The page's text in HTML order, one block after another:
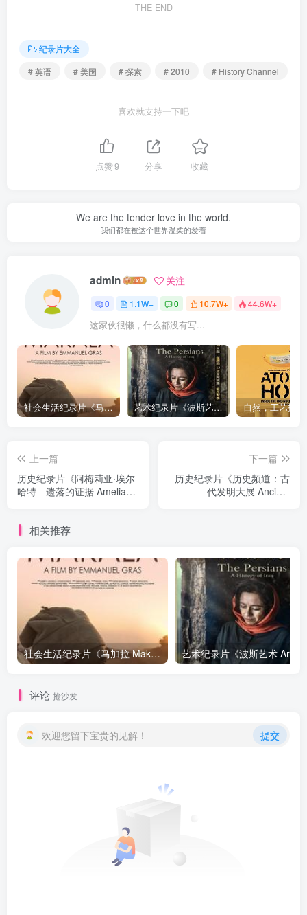
THE END
纪录片大全
# 英语
# 美国 # 探索 # 2010 # History Channel
喜欢就支持一下吧
点赞9 分享 收藏
We are the tender love in the world.
我们都在被这个世界温柔的爱着
admin 关注
0 1.1W+ 0 10.7W+ 44.6W+
这家伙很懒，什么都没有写...
社会生活纪录片《马加拉 Makala》下载 艺术纪录片《波斯艺术 Art of Persia》下载
上一篇
历史纪录片《阿梅莉亚·埃尔
哈特—遗落的证据 Amelia
下一篇
历史纪录片《历史频道：古
代发明大展 Ancient
相关推荐
社会生活纪录片《马加拉 Makala》下载
评论 抢沙发
欢迎您留下宝贵的见解！ 提交